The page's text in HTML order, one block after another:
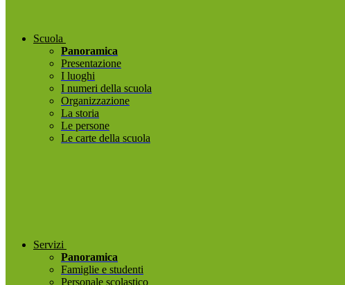
Scuola
Panoramica
Presentazione
I luoghi
I numeri della scuola
Organizzazione
La storia
Le persone
Le carte della scuola
Servizi
Panoramica
Famiglie e studenti
Personale scolastico